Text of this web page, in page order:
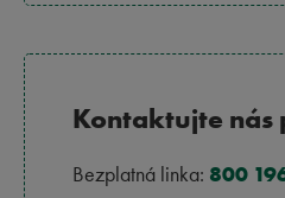
Kontaktujte nás
Bezplatná linka: 800